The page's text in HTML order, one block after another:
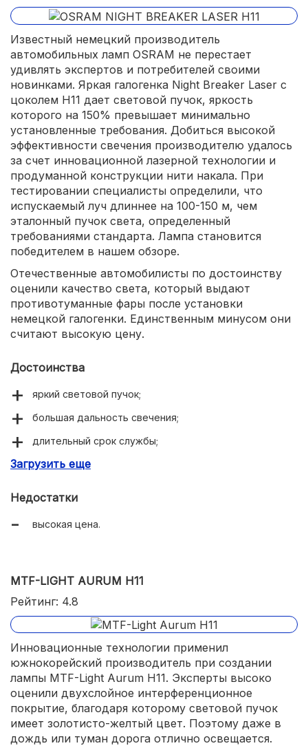
Известный немецкий производитель
автомобильных ламп OSRAM не перестает
удивлять экспертов и потребителей своими
новинками. Яркая галогенка Night Breaker Laser с
цоколем H11 дает световой пучок, яркость
которого на 150% превышает минимально
установленные требования. Добиться высокой
эффективности свечения производителю удалось
за счет инновационной лазерной технологии и
продуманной конструкции нити накала. При
тестировании специалисты определили, что
испускаемый луч длиннее на 100-150 м, чем
эталонный пучок света, определенный
требованиями стандарта. Лампа становится
победителем в нашем обзоре.
Отечественные автомобилисты по достоинству
оценили качество света, который выдают
противотуманные фары после установки
немецкой галогенки. Единственным минусом они
считают высокую цену.
Достоинства
яркий световой пучок;
большая дальность свечения;
длительный срок службы;
немецкое качество.
Загрузить еще
Недостатки
высокая цена.
MTF-LIGHT AURUM H11
Рейтинг: 4.8
Инновационные технологии применил
южнокорейский производитель при создании
лампы MTF-Light Aurum H11. Эксперты высоко
оценили двухслойное интерференционное
покрытие, благодаря которому световой пучок
имеет золотисто-желтый цвет. Поэтому даже в
дождь или туман дорога отлично освещается.